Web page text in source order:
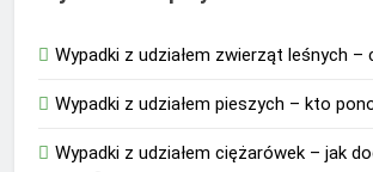
Wypadki z udziałem zwierząt leśnych –
Wypadki z udziałem pieszych – kto
Wypadki z udziałem ciężarówek – jak